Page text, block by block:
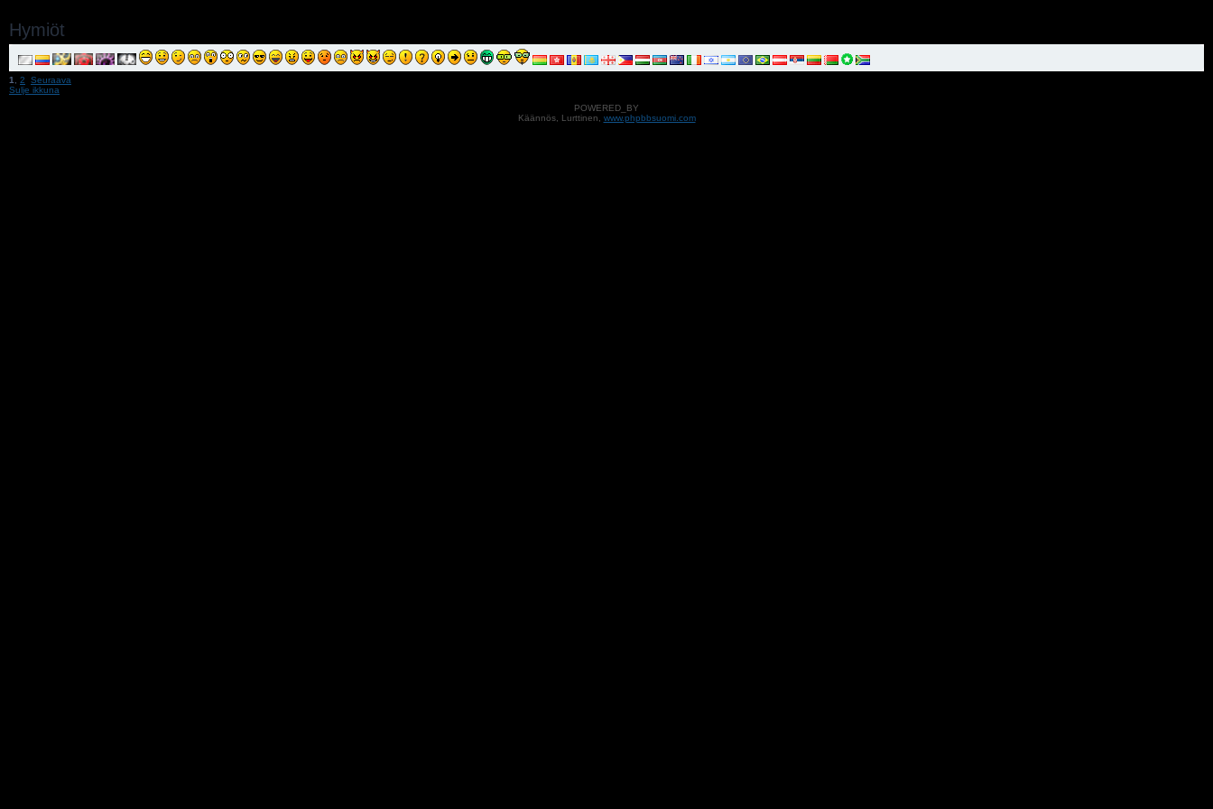
Hymiöt
1 2
Seuraava
Sulje ikkuna
POWERED_BY
Käännös, Lurttinen, www.phpbbsuomi.com